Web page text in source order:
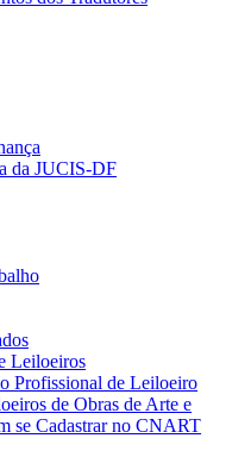
da JUCIS-DF
Leiloeiros
Profissional de Leiloeiro
de Obras de Arte e
se Cadastrar no CNART